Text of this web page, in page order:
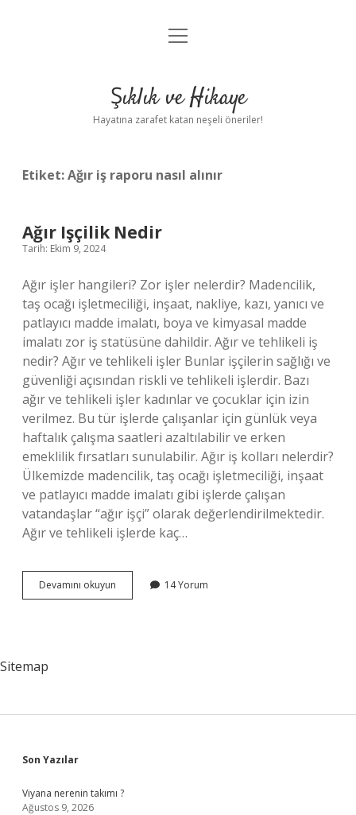
Anasayfa
Yasal Uyarı
menüyü
Şıklık ve Hikaye
Hayatına zarafet katan neşeli öneriler!
Etiket:Ağır iş raporu nasıl alınır
Ağır Işçilik Nedir
Tarih: Ekim 9, 2024
Ağır işler hangileri? Zor işler nelerdir? Madencilik,
taş ocağı işletmeciliği, inşaat, nakliye, kazı, yanıcı ve
patlayıcı madde imalatı, boya ve kimyasal madde
imalatı zor iş statüsüne dahildir. Ağır ve tehlikeli iş
nedir? Ağır ve tehlikeli işler Bunlar işçilerin sağlığı ve
güvenliği açısından riskli ve tehlikeli işlerdir. Bazı
ağır ve tehlikeli işler kadınlar ve çocuklar için izin
verilmez. Bu tür işlerde çalışanlar için günlük veya
haftalık çalışma saatleri azaltılabilir ve erken
emeklilik fırsatları sunulabilir. Ağır iş kolları nelerdir?
Ülkemizde madencilik, taş ocağı işletmeciliği, inşaat
ve patlayıcı madde imalatı gibi işlerde çalışan
vatandaşlar “ağır işçi” olarak değerlendirilmektedir.
Ağır ve tehlikeli işlerde kaç…
Devamını okuyun
Işçilik
14 Yorum
Sitemap
Sidebar
Son Yazılar
Viyana nerenin takımı ?
Ağustos 9, 2026